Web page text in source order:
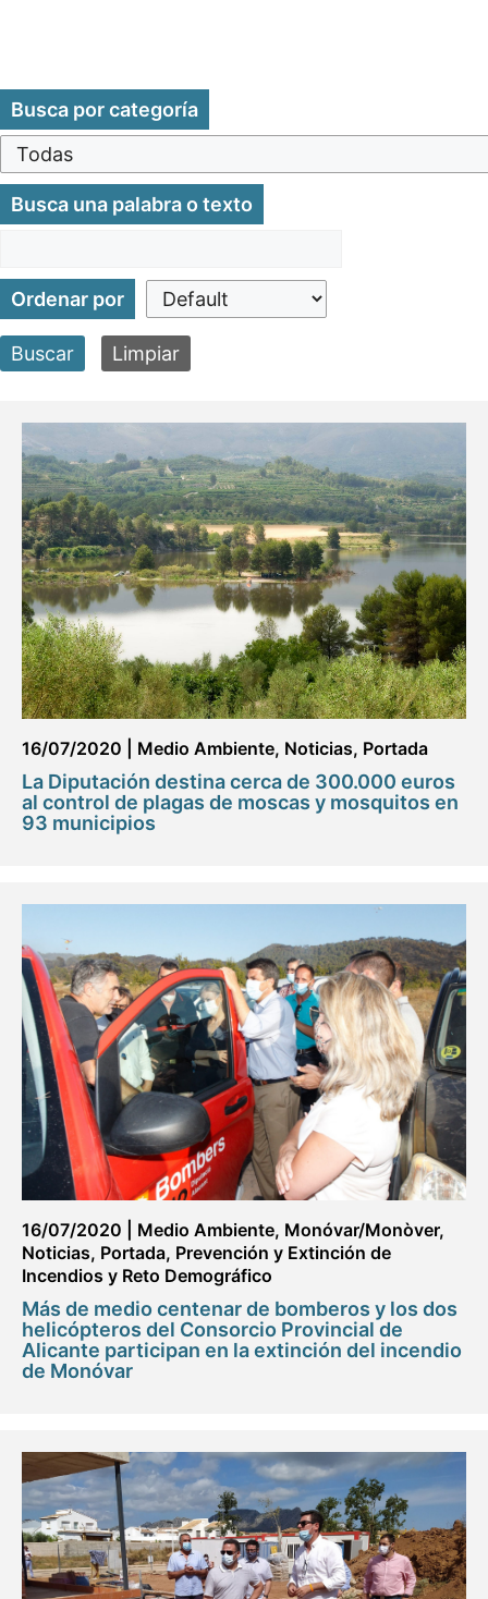
Busca por categoría
Busca una palabra o texto
Ordenar por
Buscar Limpiar
16/07/2020 Medio Ambiente, Noticias, Portada
La Diputación destina cerca de 300.000 euros
al control de plagas de moscas y mosquitos en
93 municipios
16/07/2020 Medio Ambiente, Monóvar/Monòver,
Noticias, Portada, Prevención y Extinción de
Incendios y Reto Demográfico
Más de medio centenar de bomberos y los dos
helicópteros del Consorcio Provincial de
Alicante participan en la extinción del incendio
de Monóvar